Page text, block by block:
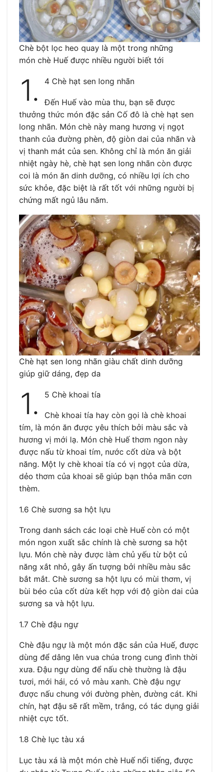
Chè bột lọc heo quay là một trong những
món chè Huế được nhiều người biết tới
1. 4 Chè hạt sen long nhãn
Đến Huế vào mùa thu, bạn sẽ được
thưởng thức món đặc sản Cố đô là chè hạt sen
long nhãn. Món chè này mang hương vị ngọt
thanh của đường phèn, độ giòn dai của nhãn và
vị thanh mát của sen. Không chỉ là món ăn giải
nhiệt ngày hè, chè hạt sen long nhãn còn được
coi là món ăn dinh dưỡng, có nhiều lợi ích cho
sức khỏe, đặc biệt là rất tốt với những người bị
chứng mất ngủ lâu năm.
Chè hạt sen long nhãn giàu chất dinh dưỡng
giúp giữ dáng, đẹp da
1. 5 Chè khoai tía
Chè khoai tía hay còn gọi là chè khoai
tím, là món ăn được yêu thích bởi màu sắc và
hương vị mới lạ. Món chè Huế thơm ngon này
được nấu từ khoai tím, nước cốt dừa và bột
năng. Một ly chè khoai tía có vị ngọt của dừa,
dẻo thơm của khoai sẽ giúp bạn thỏa mãn cơn
thèm.
1.6 Chè sương sa hột lựu
Trong danh sách các loại chè Huế còn có một
món ngon xuất sắc chính là chè sương sa hột
lựu. Món chè này được làm chủ yếu từ bột củ
năng xắt nhỏ, gây ấn tượng bởi nhiều màu sắc
bắt mắt. Chè sương sa hột lựu có mùi thơm, vị
bùi béo của cốt dừa kết hợp với độ giòn dai của
sương sa và hột lựu.
1.7 Chè đậu ngự
Chè đậu ngự là một món đặc sản của Huế, được
dùng để dâng lên vua chúa trong cung đình thời
xưa. Đậu ngự dùng để nấu chè thường là đậu
tươi, mới hái, có vỏ màu xanh. Chè đậu ngự
được nấu chung với đường phèn, đường cát. Khi
chín, hạt đậu sẽ rất mềm, trắng, có tác dụng giải
nhiệt cực tốt.
1.8 Chè lục tàu xá
Lục tàu xá là một món chè Huế nổi tiếng, được